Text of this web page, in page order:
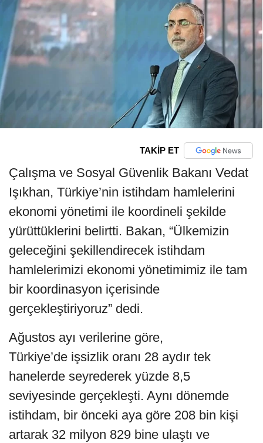
TAKİP ET
Çalışma ve Sosyal Güvenlik Bakanı Vedat
Işıkhan, Türkiye’nin istihdam hamlelerini
ekonomi yönetimi ile koordineli şekilde
yürüttüklerini belirtti. Bakan, “Ülkemizin
geleceğini şekillendirecek istihdam
hamlelerimizi ekonomi yönetimimiz ile tam
bir koordinasyon içerisinde
gerçekleştiriyoruz” dedi.
Ağustos ayı verilerine göre,
Türkiye’de işsizlik oranı 28 aydır tek
hanelerde seyrederek yüzde 8,5
seviyesinde gerçekleşti. Aynı dönemde
istihdam, bir önceki aya göre 208 bin kişi
artarak 32 milyon 829 bine ulaştı ve